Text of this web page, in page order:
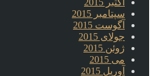
اکتبر 2015
سپتامبر 2015
آگوست 2015
جولای 2015
ژوئن 2015
می 2015
آوریل 2015